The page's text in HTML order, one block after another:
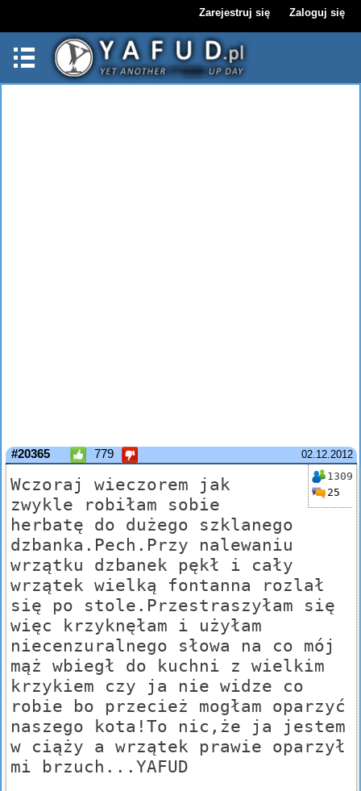
Zarejestruj się Zaloguj się
02.12.2012
#20365 779
1309
25
Wczoraj wieczorem jak
zwykle robiłam sobie
herbatę do dużego szklanego
dzbanka.Pech.Przy nalewaniu
wrzątku dzbanek pękł i cały
wrzątek wielką fontanna rozlał
się po stole.Przestraszyłam się
więc krzyknęłam i użyłam
niecenzuralnego słowa na co mój
mąż wbiegł do kuchni z wielkim
krzykiem czy ja nie widze co
robie bo przecież mogłam oparzyć
naszego kota!To nic,że ja jestem
w ciąży a wrzątek prawie oparzył
mi brzuch...YAFUD